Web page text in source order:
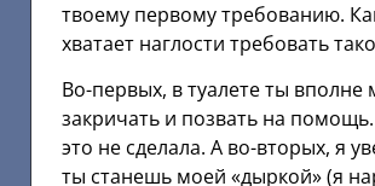
твоему первому требованию.
хватает наглости требовать
Во-первых, в туалете ты вполне
закричать и позвать на
это не сделала. А во-вторых, я
ты станешь моей «дыркой» (я